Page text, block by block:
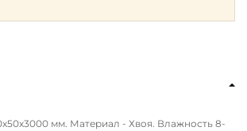
мм. Материал - Хвоя. Влажность 8-